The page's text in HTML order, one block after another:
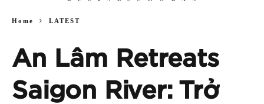
Home LATEST
An Lâm Retreats
Saigon River: Trở